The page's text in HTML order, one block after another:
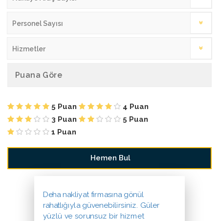
Personel Sayısı
Hizmetler
Puana Göre
5 Puan
4 Puan
3 Puan
5 Puan
1 Puan
Deha nakliyat firmasına gönül
rahatlığıyla güvenebilirsiniz. Güler
yüzlü ve sorunsuz bir hizmet